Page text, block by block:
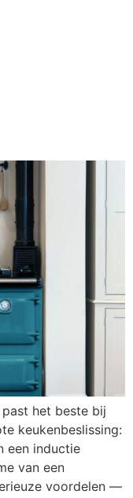
het beste bij
keukenbeslissing:
een inductie
van een
voordelen —